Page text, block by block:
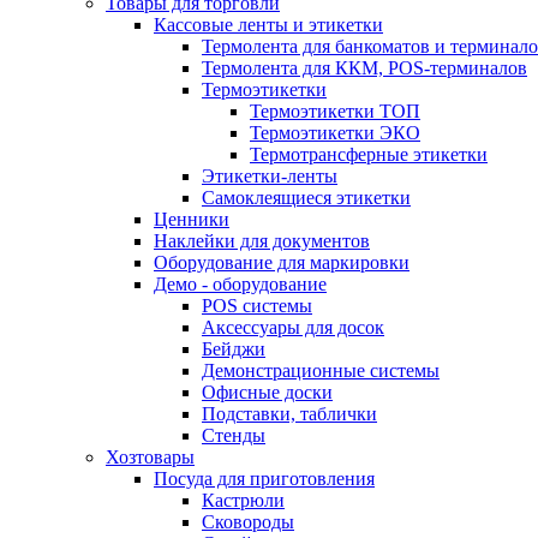
Кассовые ленты и этикетки
Термолента для банкоматов и
Термолента для ККМ, POS-терминалов
Термоэтикетки
Термоэтикетки ТОП
Термоэтикетки ЭКО
Термотрансферные этикетки
Этикетки-ленты
Самоклеящиеся этикетки
Ценники
Наклейки для документов
Оборудование для маркировки
Демо - оборудование
POS системы
Аксессуары для досок
Бейджи
Демонстрационные системы
Офисные доски
Подставки, таблички
Стенды
Хозтовары
Посуда для приготовления
Кастрюли
Сковороды